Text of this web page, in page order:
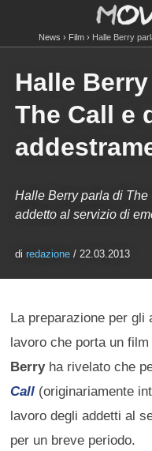
News Film Halle Berry
Halle
The Call e
Halle Berry parla di
addetto al servizio di
diredazione / 22.03.2013
La preparazione per gli
lavoro che porta un
Berryha rivelato che
Call (originariamente
lavoro degli addetti al
per un breve periodo.